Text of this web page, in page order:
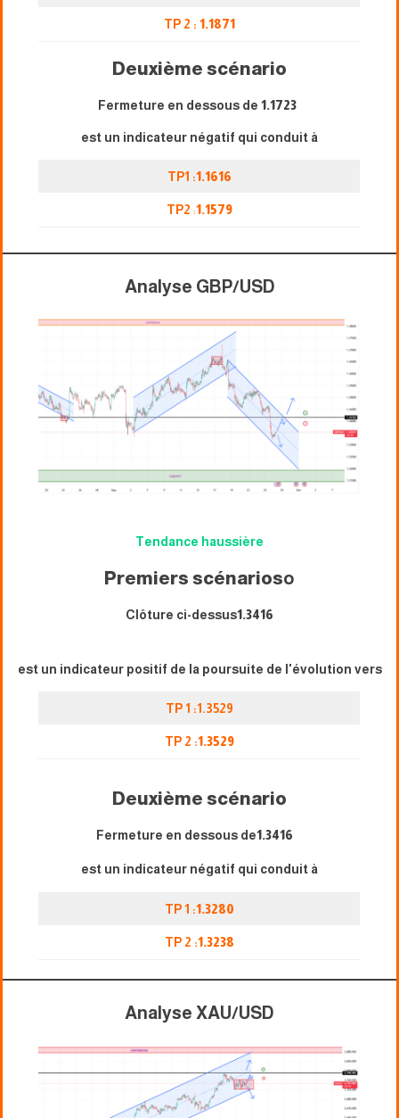
TP 2 : 1.1871
Deuxième scénario
Fermeture en dessous de 1.1723
est un indicateur négatif qui conduit à
TP1 :1.1616
TP2 :1.1579
Analyse GBP/USD
Tendance haussière
Premiers scénarioso
Clôture ci-dessus1.3416
est un indicateur positif de la poursuite de l'évolution vers
TP 1 :1.3529
TP 2 :1.3529
Deuxième scénario
Fermeture en dessous de1.3416
est un indicateur négatif qui conduit à
TP 1 :1.3280
TP 2 :1.3238
Analyse XAU/USD